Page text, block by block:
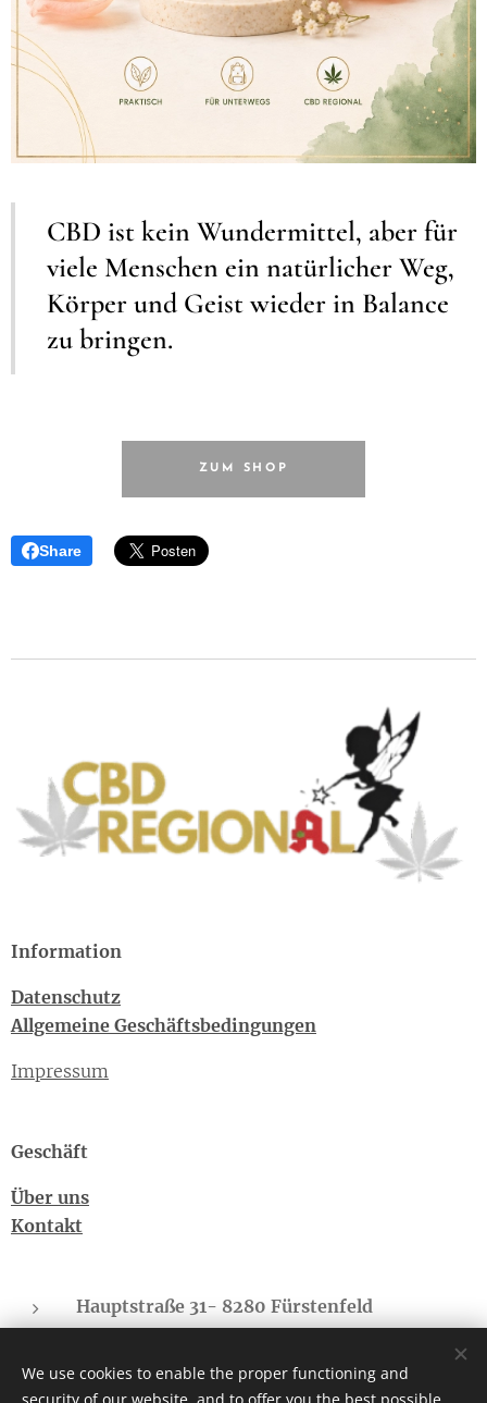
CBD ist kein Wundermittel, aber für
viele Menschen ein natürlicher Weg,
Körper und Geist wieder in Balance
zu bringen.
ZUM SHOP
Share
Information
Datenschutz
Allgemeine Geschäftsbedingungen
Impressum
Geschäft
Über uns
Kontakt
Hauptstraße 31- 8280 Fürstenfeld
cbd-regional.suedbgld@gmx.at
We use cookies to enable the proper functioning and